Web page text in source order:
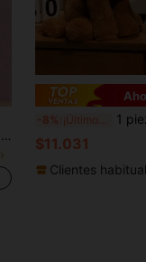
-8% ¡Últimos 3 días 1 pieza Muñeco de peluche de mono lindo de 40 cm | Muñeco de peluche
$11.031
Clientes